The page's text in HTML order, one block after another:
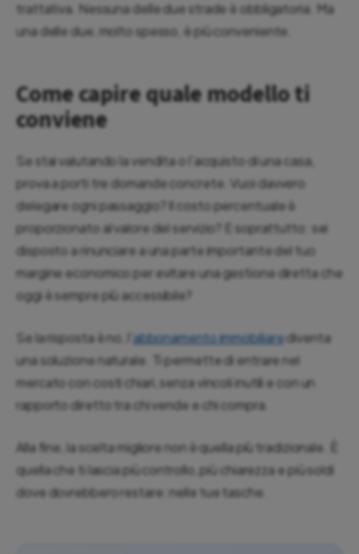
trattativa. Nessuna delle due strade è obbligatoria. Ma
una delle due, molto spesso, è più conveniente.
Come capire quale modello ti
conviene
Se stai valutando la vendita o l’acquisto di una casa,
prova a porti tre domande concrete. Vuoi davvero
delegare ogni passaggio? Il costo percentuale è
proporzionato al valore del servizio? E soprattutto: sei
disposto a rinunciare a una parte importante del tuo
margine economico per evitare una gestione diretta che
oggi è sempre più accessibile?
Se la risposta è no, l’ abbonamento immobiliarediventa
una soluzione naturale. Ti permette di entrare nel
mercato con costi chiari, senza vincoli inutili e con un
rapporto diretto tra chi vende e chi compra.
Alla fine, la scelta migliore non è quella più tradizionale. È
quella che ti lascia più controllo, più chiarezza e più soldi
dove dovrebbero restare: nelle tue tasche.